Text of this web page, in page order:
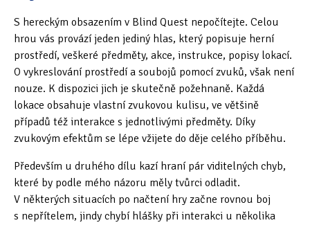
S hereckým obsazením v Blind Quest nepočítejte. Celou
hrou vás provází jeden jediný hlas, který popisuje herní
prostředí, veškeré předměty, akce, instrukce, popisy lokací.
O vykreslování prostředí a soubojů pomocí zvuků, však není
nouze. K dispozici jich je skutečně požehnaně. Každá
lokace obsahuje vlastní zvukovou kulisu, ve většině
případů též interakce s jednotlivými předměty. Díky
zvukovým efektům se lépe vžijete do děje celého příběhu.
Především u druhého dílu kazí hraní pár viditelných chyb,
které by podle mého názoru měly tvůrci odladit.
V některých situacích po načtení hry začne rovnou boj
s nepřítelem, jindy chybí hlášky při interakci u několika